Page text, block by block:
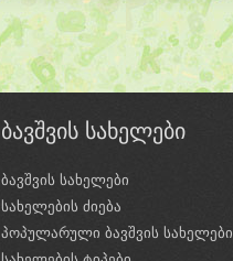
ბავშვის სახელები
ბავშვის სახელები
სახელების ძიება
პოპულარული ბავშვის სახელები